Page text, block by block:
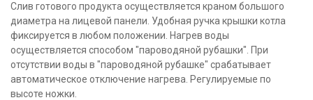
Слив готового продукта осуществляется краном большого
диаметра на лицевой панели. Удобная ручка крышки котла
фиксируется в любом положении. Нагрев воды
осуществляется способом "пароводяной рубашки". При
отсутствии воды в "пароводяной рубашке" срабатывает
автоматическое отключение нагрева. Регулируемые по
высоте ножки.